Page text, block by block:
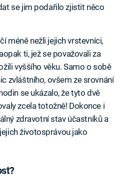
se jim podařilo zjistit něco
méně nežli jejich vrstevníci,
ti, jež se považovali za
vyššího věku. Samo o sobě
zvláštního, ovšem ze srovnání
se ukázalo, že tyto dvě
zcela totožně! Dokonce i
zdravotní stav účastníků a
životosprávou jako